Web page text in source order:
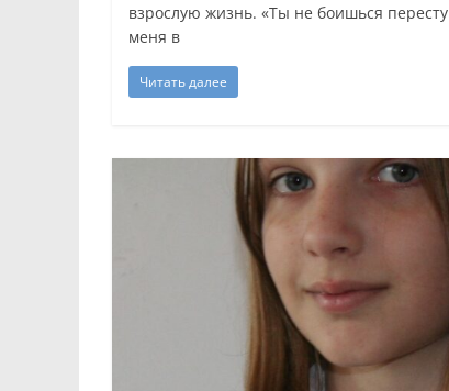
взрослую жизнь. «Ты не боишься
меня в
Читать далее